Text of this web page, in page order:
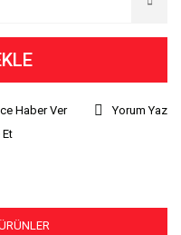
Haber Ver
Yorum Yaz
Et